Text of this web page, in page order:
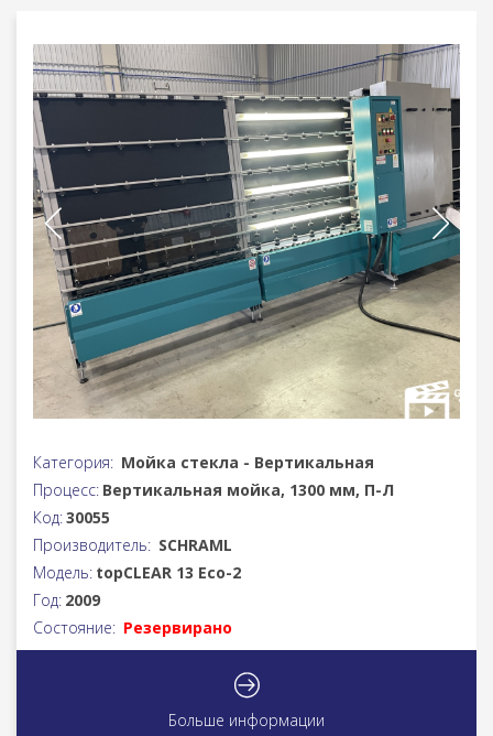
Категория: Мойка стекла - Вертикальная
Процесс: Вертикальная мойка, 1300 мм, П-Л
Код:30055
Производитель: SCHRAML
Модель: topCLEAR 13 Eco-2
Год: 2009
Состояние: Резервирано
Больше информации